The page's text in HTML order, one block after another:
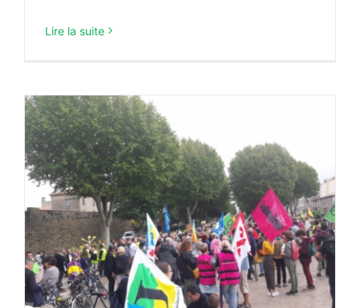
Lire la suite